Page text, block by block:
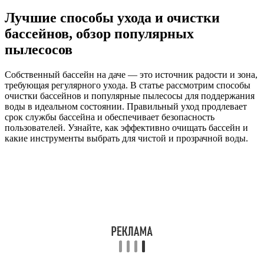
Лучшие способы ухода и очистки
бассейнов, обзор популярных
пылесосов
Собственный бассейн на даче — это источник радости и зона,
требующая регулярного ухода. В статье рассмотрим способы
очистки бассейнов и популярные пылесосы для поддержания
воды в идеальном состоянии. Правильный уход продлевает
срок службы бассейна и обеспечивает безопасность
пользователей. Узнайте, как эффективно очищать бассейн и
какие инструменты выбрать для чистой и прозрачной воды.